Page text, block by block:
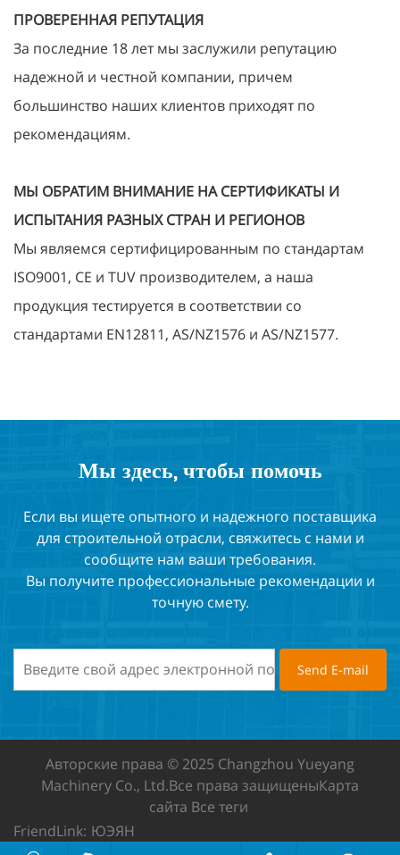
ПРОВЕРЕННАЯ РЕПУТАЦИЯ
За последние 18 лет мы заслужили репутацию
надежной и честной компании, причем
большинство наших клиентов приходят по
рекомендациям.
МЫ ОБРАТИМ ВНИМАНИЕ НА СЕРТИФИКАТЫ И
ИСПЫТАНИЯ РАЗНЫХ СТРАН И РЕГИОНОВ
Мы являемся сертифицированным по стандартам
ISO9001, CE и TUV производителем, а наша
продукция тестируется в соответствии со
стандартами EN12811, AS/NZ1576 и AS/NZ1577.
Мы здесь, чтобы помочь
Если вы ищете опытного и надежного поставщика
для строительной отрасли, свяжитесь с нами и
сообщите нам ваши требования.
Вы получите профессиональные рекомендации и
точную смету.
Авторские права © 2025 Changzhou Yueyang
Machinery Co., Ltd.Все права защищеныКарта
сайта Все теги
FriendLink: ЮЭЯН